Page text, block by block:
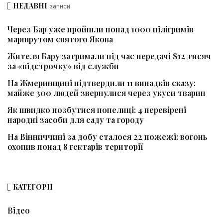
НЕДАВНІ записи
Через Бар уже пройшли понад 1000 пілігримів
маршрутом святого Якова
Жителя Бару затримали під час передачі $12 тисяч
за «відстрочку» від служби
На Жмеринщині підтвердили 11 випадків сказу:
майже 300 людей звернулися через укуси тварин
Як швидко позбутися попелиці: 4 перевірені
народні засоби для саду та городу
На Вінниччині за добу сталося 22 пожежі: вогонь
охопив понад 8 гектарів території
КАТЕГОРІЇ
Відео